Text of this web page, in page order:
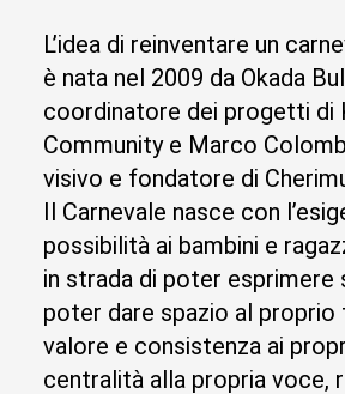
L’idea di reinventare un
è nata nel 2009 da Okada
coordinatore dei progetti di
Community e Marco
visivo e fondatore di
Il Carnevale nasce con
possibilità ai bambini e
in strada di poter esprimere
poter dare spazio al proprio
valore e consistenza ai
centralità alla propria voce,